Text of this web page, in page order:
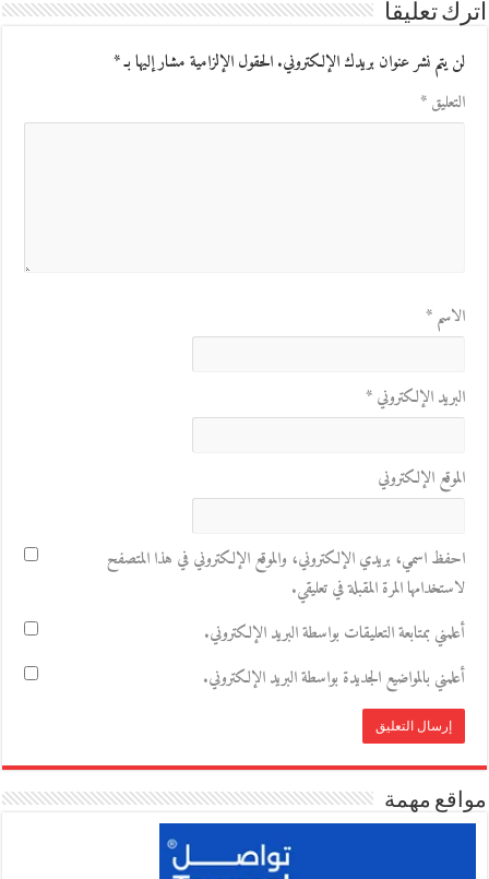
اترك تعليقاً
لن يتم نشر عنوان بريدك الإلكتروني.الحقول الإلزامية مشار إليها بـ*
التعليق*
الاسم*
البريد الإلكتروني*
الموقع الإلكتروني
احفظ اسمي، بريدي الإلكتروني، والموقع الإلكتروني في هذا المتصفح
لاستخدامها المرة المقبلة في تعليقي.
أعلمني بمتابعة التعليقات بواسطة البريد الإلكتروني.
أعلمني بالمواضيع الجديدة بواسطة البريد الإلكتروني.
مواقع مهمة